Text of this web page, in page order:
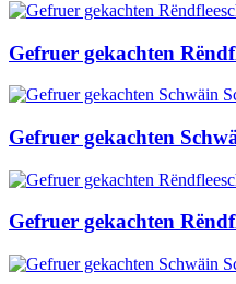
Gefruer gekachten
Gefruer gekachten
Gefruer gekachten